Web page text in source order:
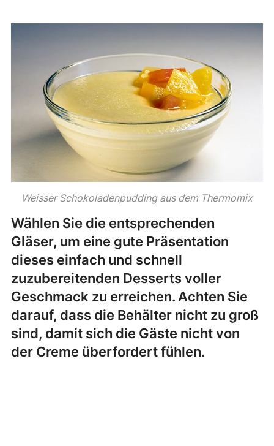
Weisser Schokoladenpudding aus dem Thermomix
Wählen Sie die entsprechenden
Gläser, um eine gute Präsentation
dieses einfach und schnell
zuzubereitenden Desserts voller
Geschmack zu erreichen. Achten Sie
darauf, dass die Behälter nicht zu groß
sind, damit sich die Gäste nicht von
der Creme überfordert fühlen.